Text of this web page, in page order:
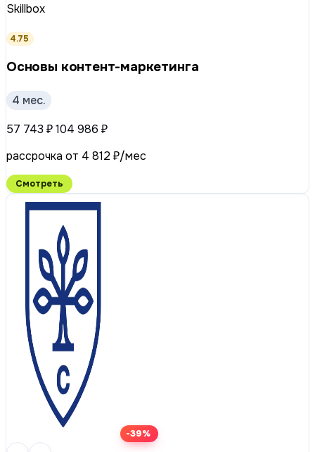
Skillbox
4.75
Основы контент-маркетинга
4 мес.
57 743 ₽104 986 ₽
рассрочка от 4 812 ₽/мес
Смотреть
-39%